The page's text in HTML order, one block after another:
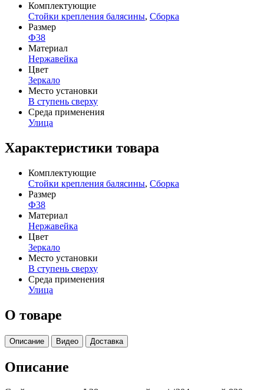
Комплектующие
Стойки крепления балясины, Сборка
Размер
Ф38
Материал
Нержавейка
Цвет
Зеркало
Место установки
В ступень сверху
Среда применения
Улица
Характеристики товара
Комплектующие
Стойки крепления балясины, Сборка
Размер
Ф38
Материал
Нержавейка
Цвет
Зеркало
Место установки
В ступень сверху
Среда применения
Улица
О товаре
Описание Видео Доставка
Описание